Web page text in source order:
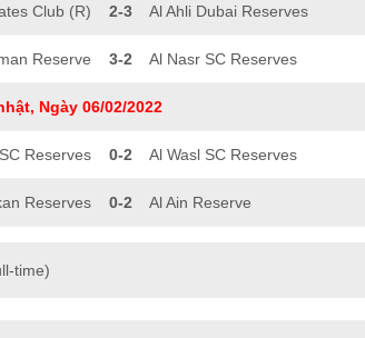
Club (R) 2-3 Al Ahli Dubai Reserves
Reserve 3-2 Al Nasr SC Reserves
Ngày 06/02/2022
Reserves 0-2 Al Wasl SC Reserves
Reserves 0-2 Al Ain Reserve
time)